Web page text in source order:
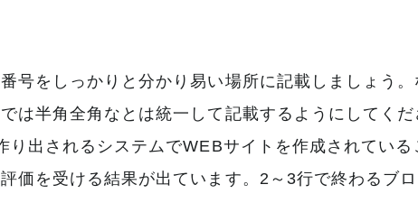
号をしっかりと分かり易い場所に記載しましょう
は半角全角なとは統一して記載するようにしてく
出されるシステムでWEBサイトを作成されてい
価を受ける結果が出ています。2～3行で終わるブ